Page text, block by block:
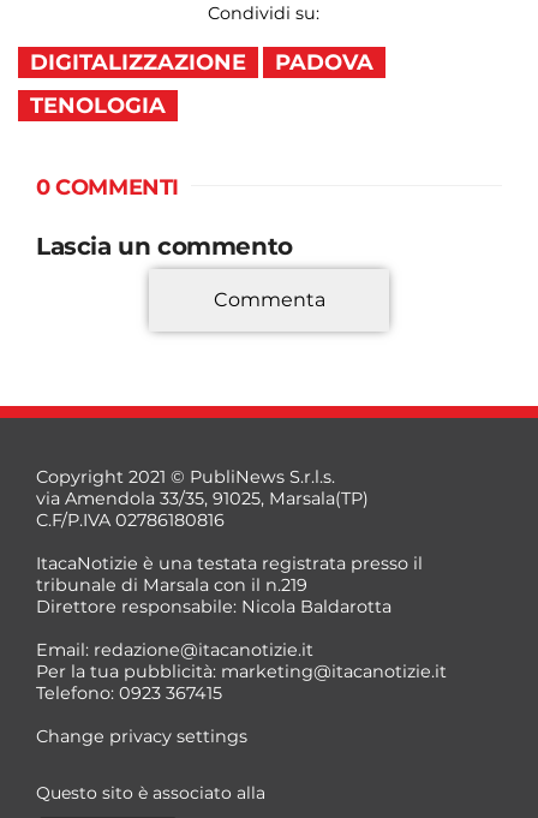
Condividi su:
DIGITALIZZAZIONE
PADOVA
TENOLOGIA
0 COMMENTI
Lascia un commento
*
*
Commenta
Copyright 2021 © PubliNews S.r.l.s.
via Amendola 33/35, 91025, Marsala(TP)
C.F/P.IVA 02786180816
ItacaNotizie è una testata registrata presso il
tribunale di Marsala con il n.219
Direttore responsabile: Nicola Baldarotta
Email: redazione@itacanotizie.it
Per la tua pubblicità: marketing@itacanotizie.it
Telefono: 0923 367415
Change privacy settings
Questo sito è associato alla